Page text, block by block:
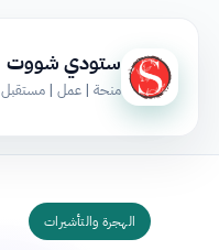
ستودي شووت
منحة | عمل | مستقبل
الهجرة والتأشيرات